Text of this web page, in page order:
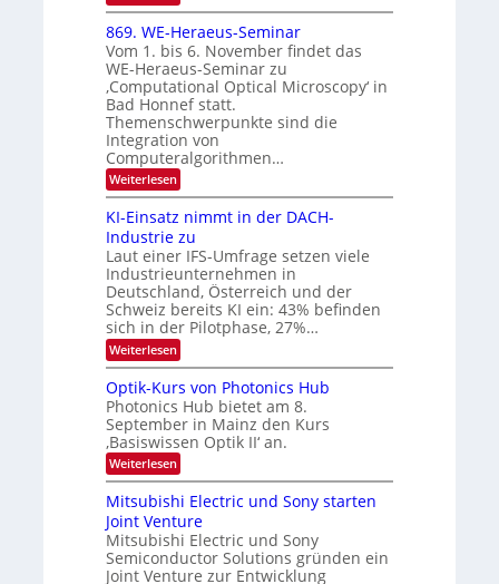
6
-
u
n
d
B
i
l
d
v
e
r
a
r
b
e
i
t
u
n
g
s
-
T
r
e
n
d
s
i
t
d
e
n
k
t
E
x
o
s
e
n
s
m
e
l
d
e
t
s
t
a
r
k
e
s
W
a
c
h
s
t
u
m
i
m
e
s
t
e
n
H
869. WE-Heraeus-Seminar
Vom 1. bis 6. November findet das
WE-Heraeus-Seminar zu
‚Computational Optical Microscopy‘ in
Bad Honnef statt.
Themenschwerpunkte sind die
Integration von
Computeralgorithmen…
Weiterlesen:
8
9
.
W
E
-
H
e
r
a
e
u
s
-
S
e
m
i
a
r
KI-Einsatz nimmt in der DACH-
Industrie zu
Laut einer IFS-Umfrage setzen viele
Industrieunternehmen in
Deutschland, Österreich und der
Schweiz bereits KI ein: 43% befinden
sich in der Pilotphase, 27%…
Weiterlesen:
K
-
E
i
n
s
a
z
n
i
m
m
Optik-Kurs von Photonics Hub
Photonics Hub bietet am 8.
September in Mainz den Kurs
‚Basiswissen Optik II‘ an.
Weiterlesen:
O
p
t
i
k
-
K
Mitsubishi Electric und Sony starten
Joint Venture
Mitsubishi Electric und Sony
Semiconductor Solutions gründen ein
Joint Venture zur Entwicklung